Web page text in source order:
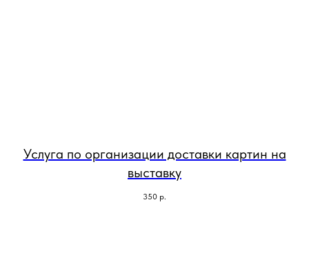
Услуга по организации доставки картин на
выставку
350 р.